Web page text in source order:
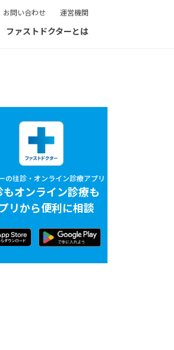
お問い合わせ 運営機関
ファストドクターとは
の往診・オンライン診療アプリ
もオンライン診療も
リから便利に相談